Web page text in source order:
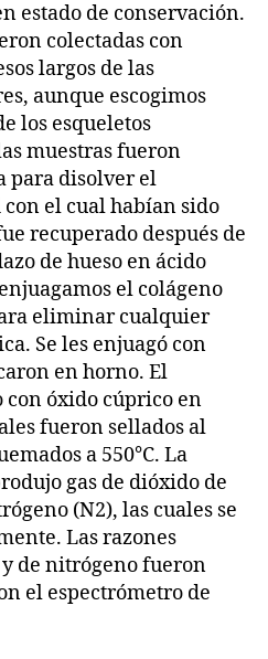
estado de conservación.
colectadas con
largos de las
aunque escogimos
los esqueletos
muestras fueron
para disolver el
el cual habían sido
recuperado después de
de hueso en ácido
el colágeno
eliminar cualquier
Se les enjuagó con
en horno. El
con óxido cúprico en
fueron sellados al
a 550°C. La
gas de dióxido de
(N2), las cuales se
Las razones
de nitrógeno fueron
el espectrómetro de